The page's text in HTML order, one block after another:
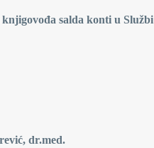
salda konti u